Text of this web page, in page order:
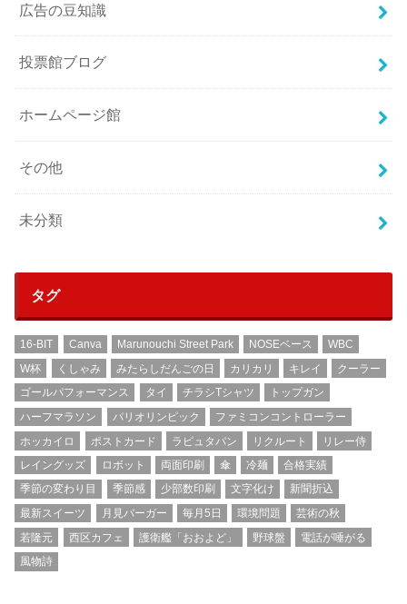
広告の豆知識
投票館ブログ
ホームページ館
その他
未分類
タグ
16-BIT Canva Marunouchi Street Park NOSEベース
WBC
W杯
くしゃみ みたらしだんごの日 カリカリ キレイ
クーラー
ゴールパフォーマンス
タイ チラシTシャツ
トップガン
ハーフマラソン
パリオリンピック
ファミコンコントローラー
ホッカイロ
ポストカード ラピュタパン リクルート
リレー侍
レイングッズ
ロボット 両面印刷 傘 冷麺
合格実績
季節の変わり目
季節感 少部数印刷 文字化け
新聞折込
最新スイーツ
月見バーガー 毎月5日 環境問題
芸術の秋
若隆元
西区カフェ 護衛艦「おおよど」 野球盤
電話が唾がる
風物詩